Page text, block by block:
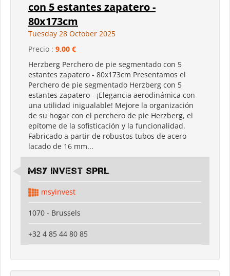
con 5 estantes zapatero -
80x173cm
Tuesday 28 October 2025
Precio : 9,00 €
Herzberg Perchero de pie segmentado con 5
estantes zapatero - 80x173cm Presentamos el
Perchero de pie segmentado Herzberg con 5
estantes zapatero - ¡Elegancia aerodinámica con
una utilidad inigualable! Mejore la organización
de su hogar con el perchero de pie Herzberg, el
epítome de la sofisticación y la funcionalidad.
Fabricado a partir de robustos tubos de acero
lacado de 16 mm...
MSY INVEST SPRL
msyinvest
1070 - Brussels
+32 4 85 44 80 85